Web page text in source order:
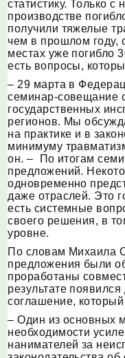
статистику. Только с
производстве
получили тяжелые
чем в прошлом году,
местах уже погибло
есть вопросы,
– 29 марта в
семинар-совещание
государственных
регионов. Мы
на практике и в
минимуму
он. – По итогам
предложений.
одновременно
даже отраслей. Это
есть системные
своего решения, в
уровне.
По словам Михаила
предложения были
проработаны
результате
соглашение,
– Один из основных
необходимости
нанимателей за